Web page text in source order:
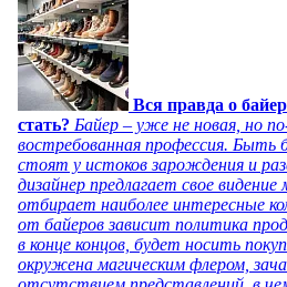
Вся правда о
стать? Байер – уже не новая, но
востребованная профессия. Быть
стоят у истоков зарождения и
дизайнер предлагает свое
отбирает наиболее интересные
от байеров зависит политика
в конце концов, будет носить
окружена магическим флером,